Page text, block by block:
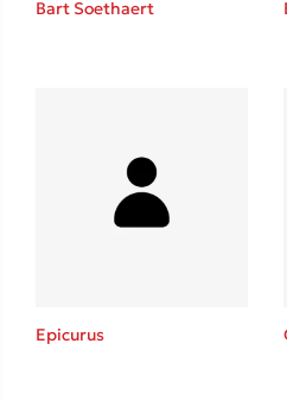
Playlist
Bart Soethaert
Epicurus